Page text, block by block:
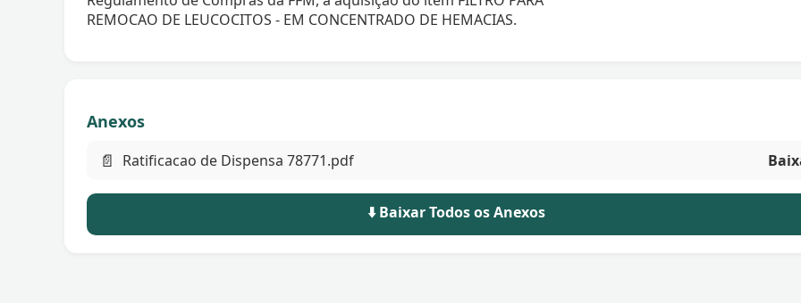
REMOCAO DE LEUCOCITOS - EM CONCENTRADO DE HEMACIAS.
Anexos
📄 Ratificacao de Dispensa 78771.pdf
⬇️ Baixar Todos os Anexos